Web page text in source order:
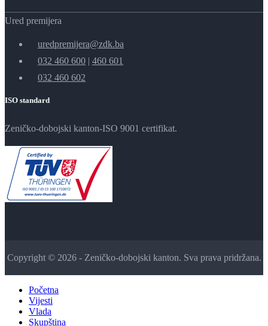
Ured premijera
uredpremijera@zdk.ba
032 460 600 | 460 601
032 460 602
ISO standard
Zeničko-dobojski kanton-ISO 9001 certifikat.
Copyright © 2026 - Zeničko-dobojski kanton. Sva prava pridržana.
Početna
Vijesti
Vlada
Skupština